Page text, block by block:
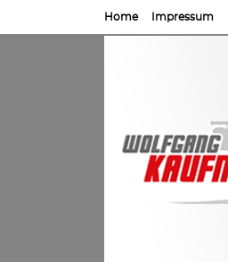
Home Impressum